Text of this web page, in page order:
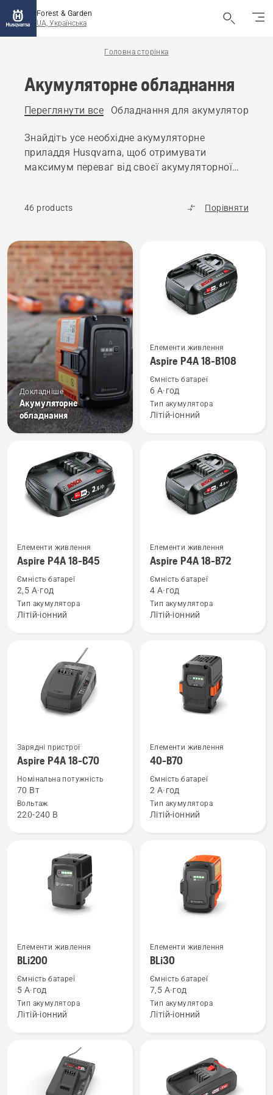
Forest & Garden
UA, Українська
Головна сторінка
Акумуляторне обладнання
Переглянути все Обладнання для акумуляторів
Знайдіть усе необхідне акумуляторне
приладдя Husqvarna, щоб отримувати
максимум переваг від своєї акумуляторної
контейнерів для транспортування
46 products Порівняти
Всі
вироби
Докладніше
Акумуляторне
обладнання
Переглянути
більше
про
Aspire
P4A
Елементи живлення
Aspire P4A 18-B108
Ємність батареї
6 А·год
Тип акумулятора
Літій-іонний
Переглянути
більше
про
Aspire
P4A
Елементи живлення
Aspire P4A 18-B45
Ємність батареї
2,5 А·год
Тип акумулятора
Літій-іонний
Переглянути
більше
про
Aspire
P4A
Елементи живлення
Aspire P4A 18-B72
Ємність батареї
4 А·год
Тип акумулятора
Літій-іонний
Переглянути
більше
про
Aspire
P4A
Зарядні пристрої
Aspire P4A 18-C70
Номінальна потужність
70 Вт
Вольтаж
220-240 B
Переглянути
більше
про
40-
B70
Елементи живлення
40-B70
Ємність батареї
2 А·год
Тип акумулятора
Літій-іонний
Переглянути
більше
про
BLi200
Елементи живлення
BLi200
Ємність батареї
5 А·год
Тип акумулятора
Літій-іонний
Переглянути
більше
про
BLi30
Елементи живлення
BLi30
Ємність батареї
7,5 А·год
Тип акумулятора
Літій-іонний